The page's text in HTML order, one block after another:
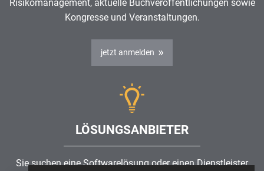
Risikomanagement, aktuelle Buchveröffentlichungen sowie
Kongresse und Veranstaltungen.
jetzt anmelden
LÖSUNGSANBIETER
Sie suchen eine Softwarelösung oder einen Dienstleister